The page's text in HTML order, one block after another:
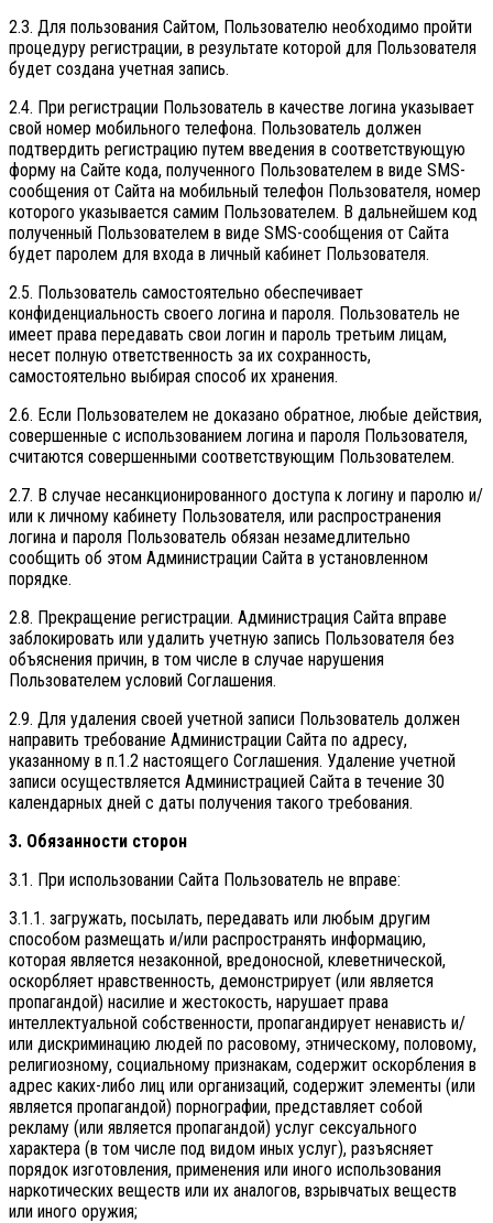
2.3. Для пользования Сайтом, Пользователю необходимо пройти
процедуру регистрации, в результате которой для Пользователя
будет создана учетная запись.
2.4. При регистрации Пользователь в качестве логина указывает
свой номер мобильного телефона. Пользователь должен
подтвердить регистрацию путем введения в соответствующую
форму на Сайте кода, полученного Пользователем в виде SMS-
сообщения от Сайта на мобильный телефон Пользователя, номер
которого указывается самим Пользователем. В дальнейшем код
полученный Пользователем в виде SMS-сообщения от Сайта
будет паролем для входа в личный кабинет Пользователя.
2.5. Пользователь самостоятельно обеспечивает
конфиденциальность своего логина и пароля. Пользователь не
имеет права передавать свои логин и пароль третьим лицам,
несет полную ответственность за их сохранность,
самостоятельно выбирая способ их хранения.
2.6. Если Пользователем не доказано обратное, любые действия,
совершенные с использованием логина и пароля Пользователя,
считаются совершенными соответствующим Пользователем.
2.7. В случае несанкционированного доступа к логину и паролю и/
или к личному кабинету Пользователя, или распространения
логина и пароля Пользователь обязан незамедлительно
сообщить об этом Администрации Сайта в установленном
порядке.
2.8. Прекращение регистрации. Администрация Сайта вправе
заблокировать или удалить учетную запись Пользователя без
объяснения причин, в том числе в случае нарушения
Пользователем условий Соглашения.
2.9. Для удаления своей учетной записи Пользователь должен
направить требование Администрации Сайта по адресу,
указанному в п.1.2 настоящего Соглашения. Удаление учетной
записи осуществляется Администрацией Сайта в течение 30
календарных дней с даты получения такого требования.
3. Обязанности сторон
3.1. При использовании Сайта Пользователь не вправе:
3.1.1. загружать, посылать, передавать или любым другим
способом размещать и/или распространять информацию,
которая является незаконной, вредоносной, клеветнической,
оскорбляет нравственность, демонстрирует (или является
пропагандой) насилие и жестокость, нарушает права
интеллектуальной собственности, пропагандирует ненависть и/
или дискриминацию людей по расовому, этническому, половому,
религиозному, социальному признакам, содержит оскорбления в
адрес каких-либо лиц или организаций, содержит элементы (или
является пропагандой) порнографии, представляет собой
рекламу (или является пропагандой) услуг сексуального
характера (в том числе под видом иных услуг), разъясняет
порядок изготовления, применения или иного использования
наркотических веществ или их аналогов, взрывчатых веществ
или иного оружия;